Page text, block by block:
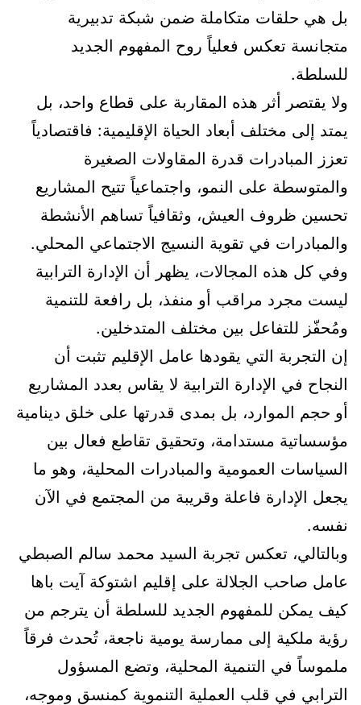
بل هي حلقات متكاملة ضمن شبكة تدبيرية
متجانسة تعكس فعلياً روح المفهوم الجديد
للسلطة.
ولا يقتصر أثر هذه المقاربة على قطاع واحد، بل
يمتد إلى مختلف أبعاد الحياة الإقليمية: فاقتصادياً
تعزز المبادرات قدرة المقاولات الصغيرة
والمتوسطة على النمو، واجتماعياً تتيح المشاريع
تحسين ظروف العيش، وثقافياً تساهم الأنشطة
والمبادرات في تقوية النسيج الاجتماعي المحلي.
وفي كل هذه المجالات، يظهر أن الإدارة الترابية
ليست مجرد مراقب أو منفذ، بل رافعة للتنمية
ومُحفّز للتفاعل بين مختلف المتدخلين.
إن التجربة التي يقودها عامل الإقليم تثبت أن
النجاح في الإدارة الترابية لا يقاس بعدد المشاريع
أو حجم الموارد، بل بمدى قدرتها على خلق دينامية
مؤسساتية مستدامة، وتحقيق تقاطع فعال بين
السياسات العمومية والمبادرات المحلية، وهو ما
يجعل الإدارة فاعلة وقريبة من المجتمع في الآن
نفسه.
وبالتالي، تعكس تجربة السيد محمد سالم الصبطي
عامل صاحب الجلالة على إقليم اشتوكة آيت باها
كيف يمكن للمفهوم الجديد للسلطة أن يترجم من
رؤية ملكية إلى ممارسة يومية ناجعة، تُحدث فرقاً
ملموساً في التنمية المحلية، وتضع المسؤول
الترابي في قلب العملية التنموية كمنسق وموجه،